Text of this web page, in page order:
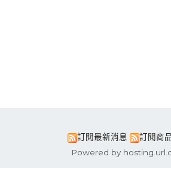
訂閱最新消息
訂閱商
Powered by